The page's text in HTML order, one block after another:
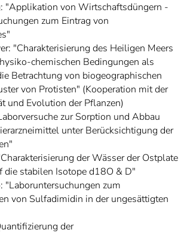
"Applikation von Wirtschaftsdüngern -
zum Eintrag von
"Charakterisierung des Heiligen Meers
chemischen Bedingungen als
Betrachtung von biogeographischen
von Protisten" (Kooperation mit der
und Evolution der Pflanzen)
zur Sorption und Abbau
unter Berücksichtigung der
der Wässer der Ostplate
die stabilen Isotope d18O & D"
"Laboruntersuchungen zum
von Sulfadimidin in der ungesättigten
der